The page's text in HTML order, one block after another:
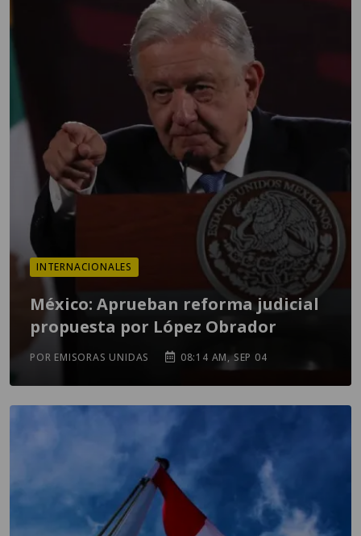
INTERNACIONALES
México: Aprueban reforma judicial
propuesta por López Obrador
POR EMISORAS UNIDAS 08:14 AM, SEP 04